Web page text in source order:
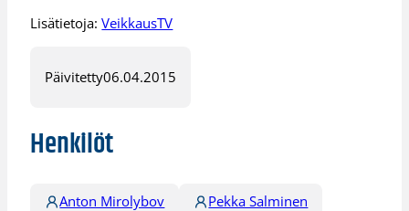
Lisätietoja:VeikkausTV
Päivitetty06.04.2015
Henkilöt
Anton Mirolybov Pekka Salminen